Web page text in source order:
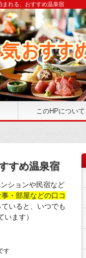
まれる、おすすめ温泉宿
このHPについて
すめ温泉宿
ションや民宿など
・部屋などの口コ
いると、いつでも
ます）
す